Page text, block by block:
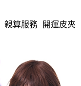
親算服務 開運皮夾